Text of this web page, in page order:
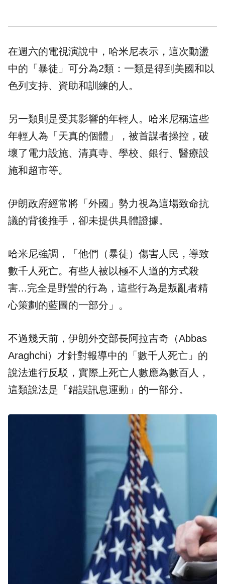
在週六的電視演說中，哈米尼表示，這次動盪
中的「暴徒」可分為2類：一類是得到美國和以
色列支持、資助和訓練的人。
另一類則是受其影響的年輕人。哈米尼稱這些
年輕人為「天真的個體」，被首謀者操控，破
壞了電力設施、清真寺、學校、銀行、醫療設
施和超市等。
伊朗政府經常將「外國」勢力視為這場致命抗
議的背後推手，卻未提供具體證據。
哈米尼強調，「他們（暴徒）傷害人民，導致
數千人死亡。有些人被以極不人道的方式殺
害...完全是野蠻的行為，這些行為是叛亂者精
心策劃的藍圖的一部分」。
不過幾天前，伊朗外交部長阿拉吉奇（Abbas
Araghchi）才針對報導中的「數千人死亡」的
說法進行反駁，實際上死亡人數應為數百人，
這類說法是「錯誤訊息運動」的一部分。